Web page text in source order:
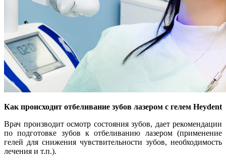
Как происходит отбеливание зубов лазером с гелем Heydent
Врач производит осмотр состояния зубов, дает рекомендации
по подготовке зубов к отбеливанию лазером (применение
гелей для снижения чувствительности зубов, необходимость
лечения и т.п.).